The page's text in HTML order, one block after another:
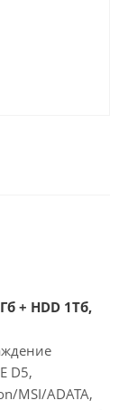
+ HDD 1Тб,
D5,
MSI/ADATA,